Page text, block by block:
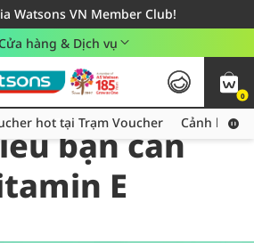
Watsons VN Member Club!
hàng cho đơn hàng từ 249,000Đ
- Áp dụng khu vực TP. Hồ Chí Minh
hàng & Dịch vụ
0
Thu thập thêm voucher hot tại Trạm Voucher
hot tại Trạm Voucher Cảnh báo
bạn cần
E